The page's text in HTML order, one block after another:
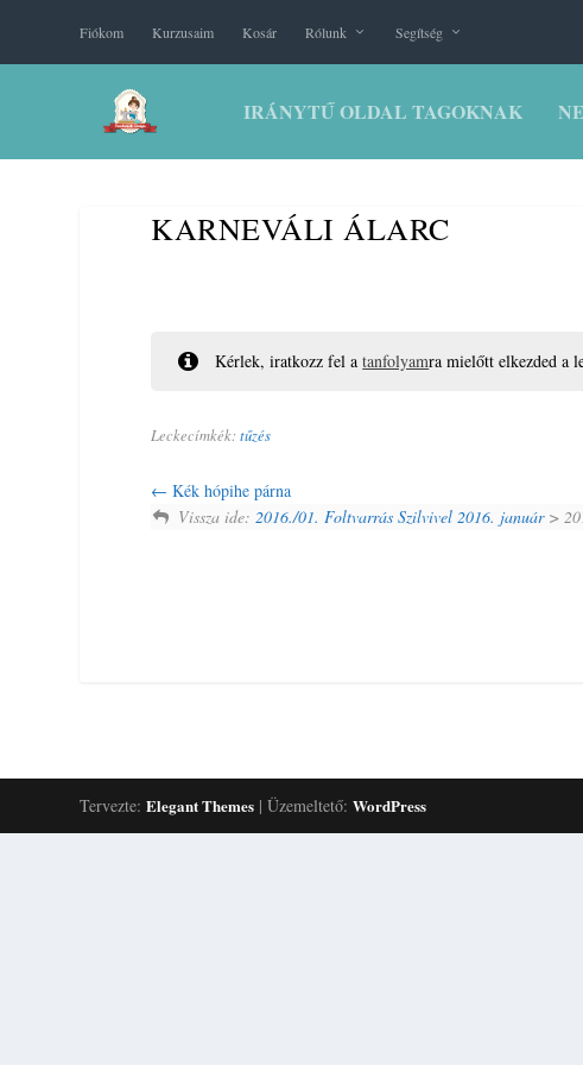
Fiókom Kurzusaim Kosár Rólunk Segítség
IRÁNYTŰ OLDAL TAGOKNAK
KARNEVÁLI ÁLARC
Kérlek, iratkozz fel atanfolyamra mielőtt elkezded a
Leckecímkék:tűzés
Kék hópihe párna
Vissza ide: 2016./01. Foltvarrás Szilvivel 2016. január>
Tervezte:Elegant Themes | Üzemeltető:WordPress